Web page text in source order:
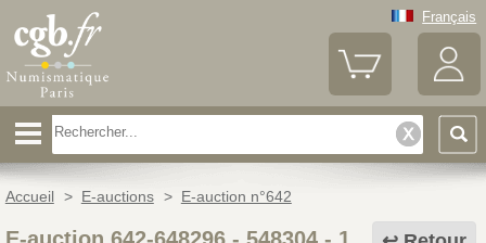
Français
Accueil > E-auctions > E-auction n°642